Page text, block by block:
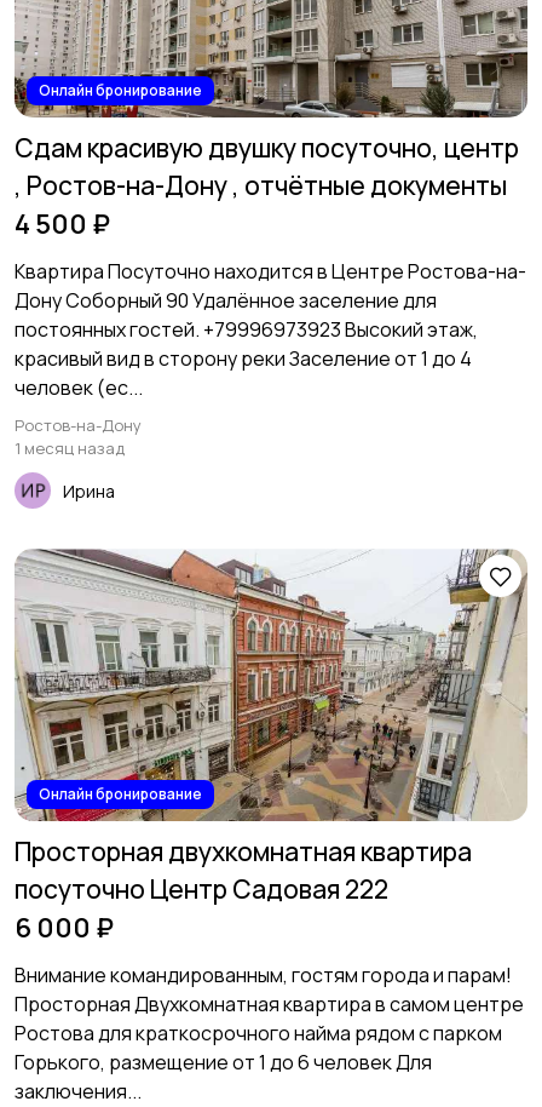
Онлайн бронирование
Сдам красивую двушку посуточно, центр
, Ростов-на-Дону , отчётные документы
4 500 ₽
Квартира Посуточно находится в Центре Ростова-на-
Дону Соборный 90 Удалённое заселение для
постоянных гостей. +79996973923 Высокий этаж,
красивый вид в сторону реки Заселение от 1 до 4
человек (ес...
Ростов-на-Дону
1 месяц назад
Ирина
Онлайн бронирование
Просторная двухкомнатная квартира
посуточно Центр Садовая 222
6 000 ₽
Внимание командированным, гостям города и парам!
Просторная Двухкомнатная квартира в самом центре
Ростова для краткосрочного найма рядом с парком
Горького, размещение от 1 до 6 человек Для
заключения...